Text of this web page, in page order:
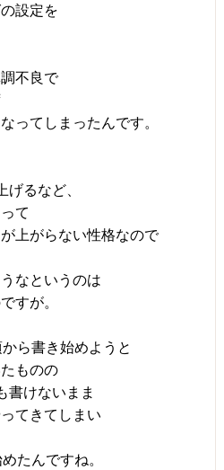
設定を
不良で
ってしまったんです。
るなど、
て
上がらない性格なので
なというのは
すが。
ら書き始めようと
ものの
書けないまま
てきてしまい
たんですね。